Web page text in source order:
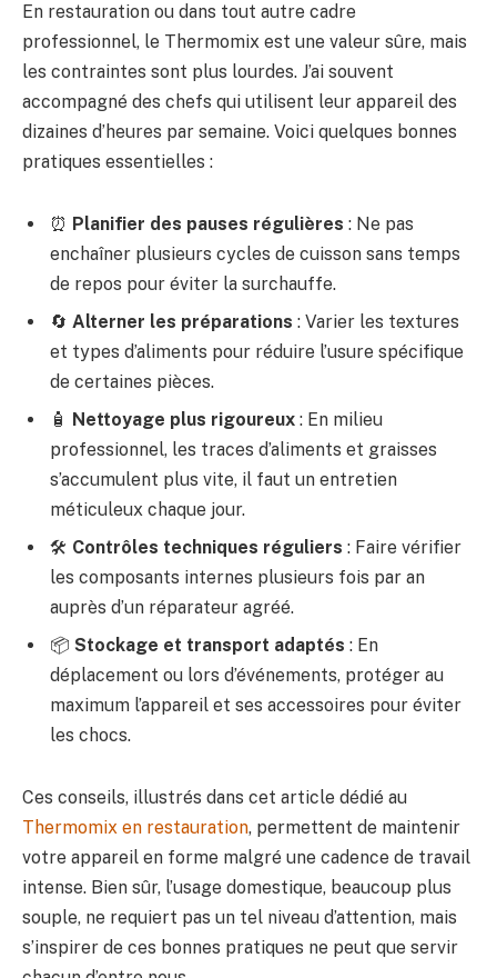
En restauration ou dans tout autre cadre
professionnel, le Thermomix est une valeur sûre, mais
les contraintes sont plus lourdes. J’ai souvent
accompagné des chefs qui utilisent leur appareil des
dizaines d’heures par semaine. Voici quelques bonnes
pratiques essentielles :
⏰ Planifier des pauses régulières : Ne pas
enchaîner plusieurs cycles de cuisson sans temps
de repos pour éviter la surchauffe.
🔄 Alterner les préparations : Varier les textures
et types d’aliments pour réduire l’usure spécifique
de certaines pièces.
🧴 Nettoyage plus rigoureux : En milieu
professionnel, les traces d’aliments et graisses
s’accumulent plus vite, il faut un entretien
méticuleux chaque jour.
🛠 Contrôles techniques réguliers : Faire vérifier
les composants internes plusieurs fois par an
auprès d’un réparateur agréé.
📦 Stockage et transport adaptés : En
déplacement ou lors d’événements, protéger au
maximum l’appareil et ses accessoires pour éviter
les chocs.
Ces conseils, illustrés dans cet article dédié au
Thermomix en restauration, permettent de maintenir
votre appareil en forme malgré une cadence de travail
intense. Bien sûr, l’usage domestique, beaucoup plus
souple, ne requiert pas un tel niveau d’attention, mais
s’inspirer de ces bonnes pratiques ne peut que servir